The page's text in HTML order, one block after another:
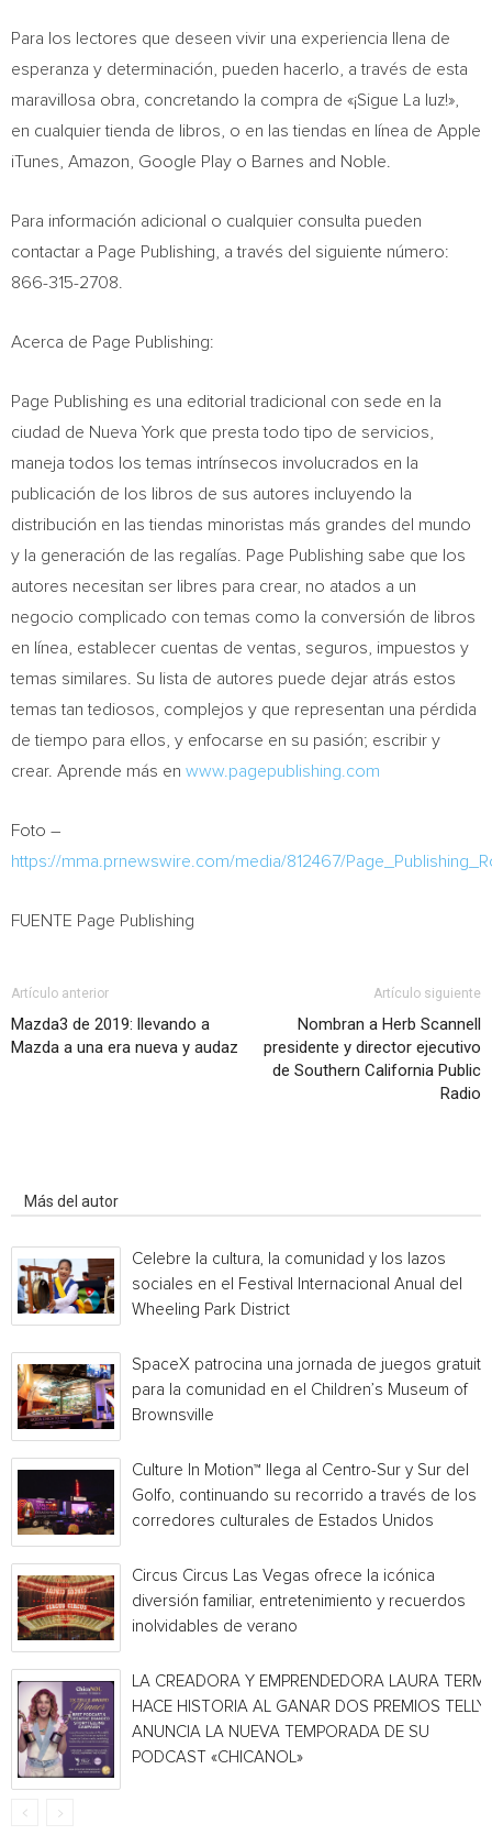
Para los lectores que deseen vivir una experiencia llena de
esperanza y determinación, pueden hacerlo, a través de esta
maravillosa obra, concretando la compra de «¡Sigue La luz!»,
en cualquier tienda de libros, o en las tiendas en línea de Apple
iTunes, Amazon, Google Play o Barnes and Noble.
Para información adicional o cualquier consulta pueden
contactar a Page Publishing, a través del siguiente número:
866-315-2708.
Acerca de Page Publishing:
Page Publishing es una editorial tradicional con sede en la
ciudad de Nueva York que presta todo tipo de servicios,
maneja todos los temas intrínsecos involucrados en la
publicación de los libros de sus autores incluyendo la
distribución en las tiendas minoristas más grandes del mundo
y la generación de las regalías. Page Publishing sabe que los
autores necesitan ser libres para crear, no atados a un
negocio complicado con temas como la conversión de libros
en línea, establecer cuentas de ventas, seguros, impuestos y
temas similares. Su lista de autores puede dejar atrás estos
temas tan tediosos, complejos y que representan una pérdida
de tiempo para ellos, y enfocarse en su pasión; escribir y
crear. Aprende más en www.pagepublishing.com
Foto –
https://mma.prnewswire.com/media/812467/
FUENTE Page Publishing
Artículo anterior
Mazda3 de 2019: llevando a
Mazda a una era nueva y audaz
Artículo siguiente
Nombran a Herb Scannell
presidente y director ejecutivo
de Southern California Public
Radio
Más del autor
Celebre la cultura, la comunidad y los lazos
sociales en el Festival Internacional Anual del
Wheeling Park District
SpaceX patrocina una jornada de juegos gratuita
para la comunidad en el Children’s Museum of
Brownsville
Culture In Motion™ llega al Centro-Sur y Sur del
Golfo, continuando su recorrido a través de los
corredores culturales de Estados Unidos
Circus Circus Las Vegas ofrece la icónica
diversión familiar, entretenimiento y recuerdos
inolvidables de verano
LA CREADORA Y EMPRENDEDORA LAURA
HACE HISTORIA AL GANAR DOS PREMIOS TELLY
ANUNCIA LA NUEVA TEMPORADA DE SU
PODCAST «CHICANOL»